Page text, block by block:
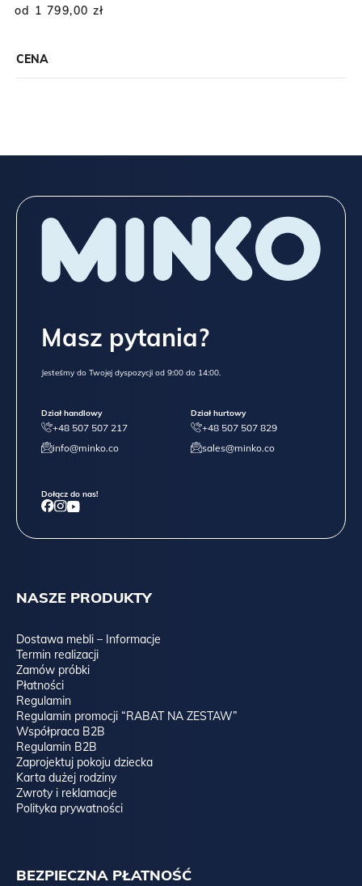
CENA
od 1 799,00 zł
NASZE PRODUKTY
Dostawa mebli – Informacje
Termin realizacji
Zamów próbki
Płatności
Regulamin
Regulamin promocji “RABAT NA ZESTAW”
Współpraca B2B
Regulamin B2B
Zaprojektuj pokoju dziecka
Karta dużej rodziny
Zwroty i reklamacje
Polityka prywatności
BEZPIECZNA PŁATNOŚĆ
Masz pytania?
Jesteśmy do Twojej dyspozycji od 9:00 do 14:00.
Dział handlowy
+48 507 507 217
info@minko.co
Dział hurtowy
+48 507 507 829
sales@minko.co
Dołącz do nas!